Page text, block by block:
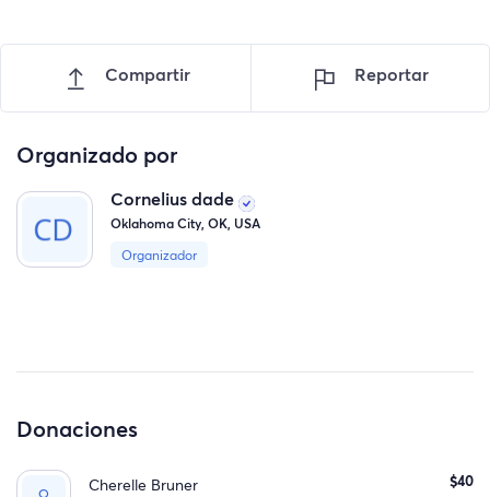
Compartir Reportar
Organizado por
Cornelius dade
Oklahoma City, OK, USA
Organizador
Donaciones
Cherelle Bruner $40